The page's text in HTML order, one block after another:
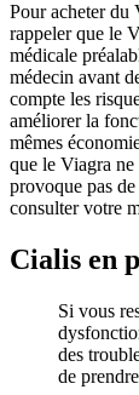
Pour acheter du
rappeler que le
médicale
médecin avant
compte les
améliorer la
mêmes
que le Viagra
provoque pas
consulter votre
Cialis en
Si vous
des
de